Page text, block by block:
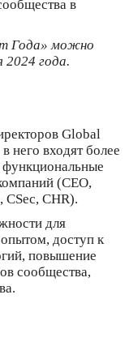
в
Года» можно
2024 года.
Global
него входят более
(CEO,
CSec, CHR).
для
доступ к
повышение
сообщества,